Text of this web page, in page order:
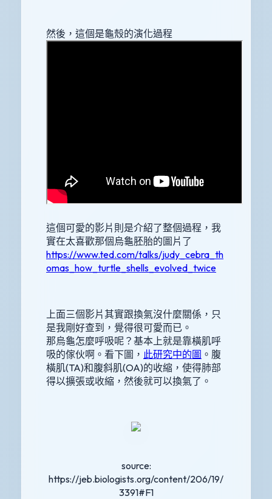
然後，這個是龜殼的演化過程
這個可愛的影片則是介紹了整個過程，我
實在太喜歡那個烏龜胚胎的圖片了
https://www.ted.com/talks/judy_cebra_th
omas_how_turtle_shells_evolved_twice
上面三個影片其實跟換氣沒什麼關係，只
是我剛好查到，覺得很可愛而已。
那烏龜怎麼呼吸呢？基本上就是靠橫肌呼
吸的傢伙啊。看下圖， 此研究中的圖 。腹
橫肌(TA)和腹斜肌(OA)的收縮，使得肺部
得以擴張或收縮，然後就可以換氣了。
source:
https://jeb.biologists.org/content/206/19/
3391#F1